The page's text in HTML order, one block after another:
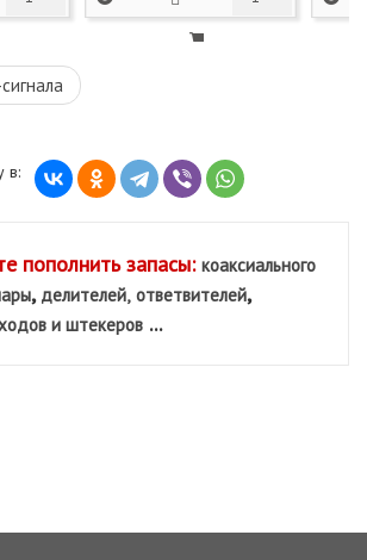
в:
пополнить запасы: коаксиального
, делителей, ответвителей,
и штекеров ...